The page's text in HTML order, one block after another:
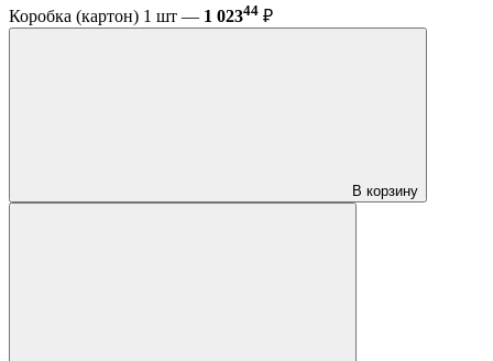
Коробка (картон) 1 шт — 1 02344 ₽
В корзину